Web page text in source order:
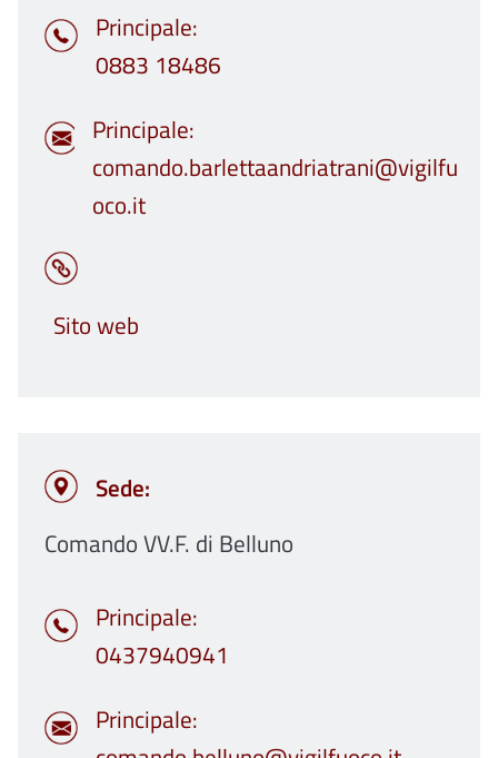
Principale
0883 18486
Principale
comando.barlettaandriatrani@vigilfu
oco.it
Sito web
Sede:
Comando VV.F. di Belluno
Principale
0437940941
Principale